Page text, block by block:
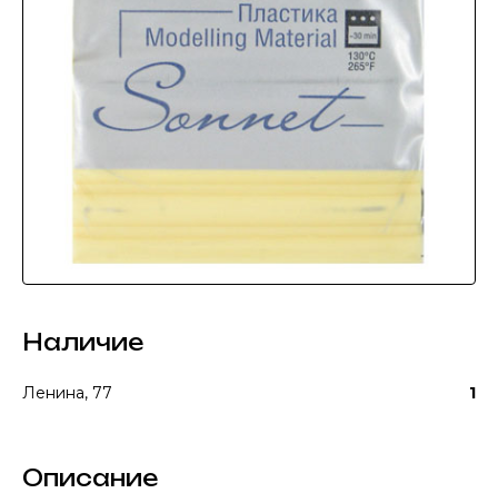
Наличие
Ленина, 77 1
Описание